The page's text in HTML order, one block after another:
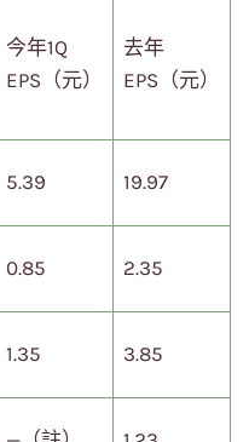
今年1Q
EPS（元）
去年
EPS（元）
5.39 19.97
0.85 2.35
1.35 3.85